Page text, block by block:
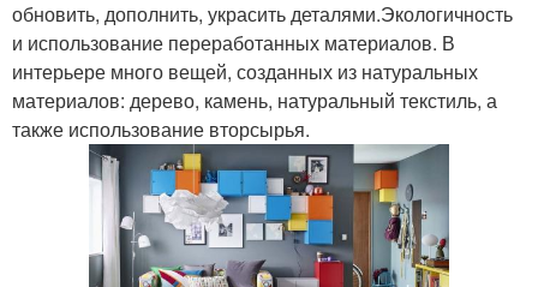
обновить, дополнить, украсить деталями.Экологичность
и использование переработанных материалов. В
интерьере много вещей, созданных из натуральных
материалов: дерево, камень, натуральный текстиль, а
также использование вторсырья.